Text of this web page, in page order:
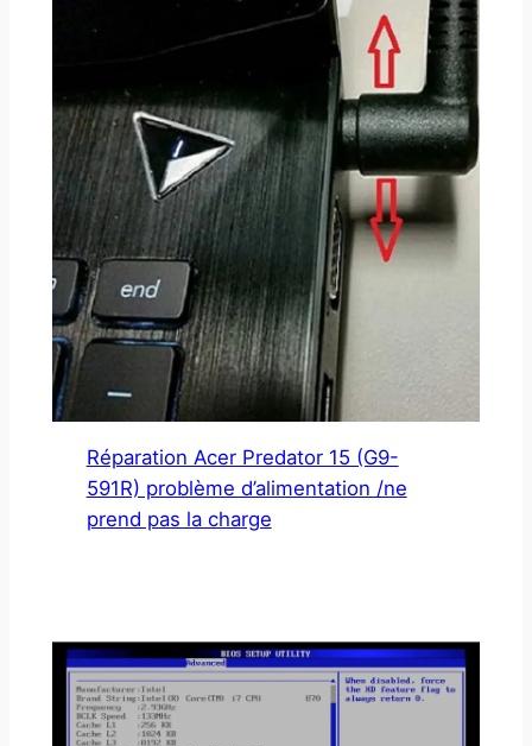
Réparation Acer Predator 15 (G9-
591R) problème d’alimentation /ne
prend pas la charge